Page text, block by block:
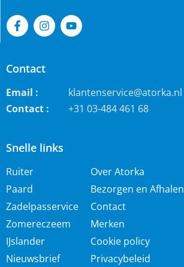
Snelle links
Ruiter
Paard
Zadelpasservice
Zomereczeem
IJslander
Nieuwsbrief
Over Atorka
Bezorgen en Afhalen
Contact
Merken
Cookie policy
Privacybeleid
Contact
Email :
klantenservice@atorka.nl
Contact :
+31 03-484 461 68